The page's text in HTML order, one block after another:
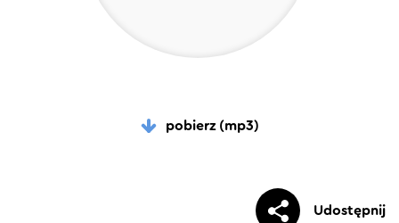
pobierz (mp3)
Udostępnij